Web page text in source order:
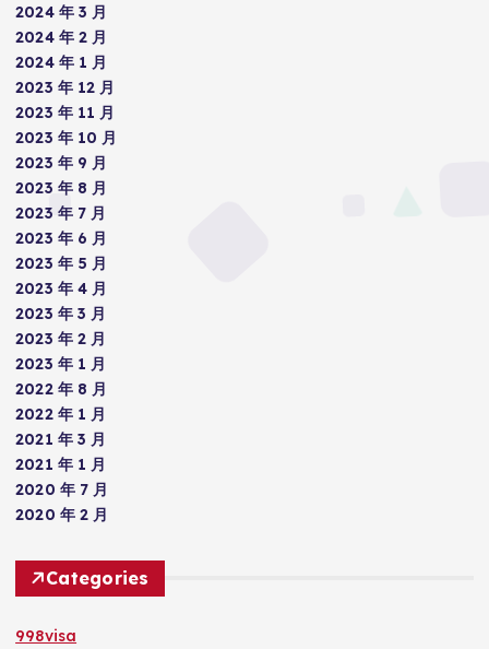
2024 年 3 月
2024 年 2 月
2024 年 1 月
2023 年 12 月
2023 年 11 月
2023 年 10 月
2023 年 9 月
2023 年 8 月
2023 年 7 月
2023 年 6 月
2023 年 5 月
2023 年 4 月
2023 年 3 月
2023 年 2 月
2023 年 1 月
2022 年 8 月
2022 年 1 月
2021 年 3 月
2021 年 1 月
2020 年 7 月
2020 年 2 月
Categories
998visa